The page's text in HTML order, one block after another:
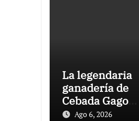
La legendaria
ganadería de
Cebada Gago
protagoniza una
Ago 6, 2026